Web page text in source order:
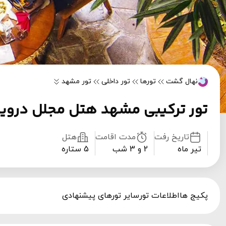
نهال گشت تورها تور داخلی تور مشهد
تور ترکیبی مشهد هتل مجلل
تاریخ رفت
تیر ماه
مدت اقامت
2 و 3 شب
هتل
5 ستاره
پکیج هااطلاعات تورسایر تورهای پیشنهادی